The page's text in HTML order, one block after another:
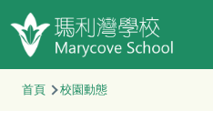
移至主內容
導
首頁 校園動態